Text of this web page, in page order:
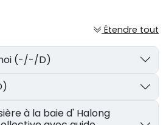
Étendre tout
Jour 1: Arrivée à Hanoi (-/-/D)